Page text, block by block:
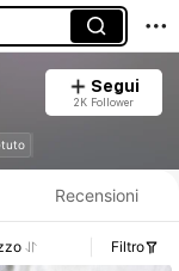
Segui
2K Follower
Recensioni
Filtro